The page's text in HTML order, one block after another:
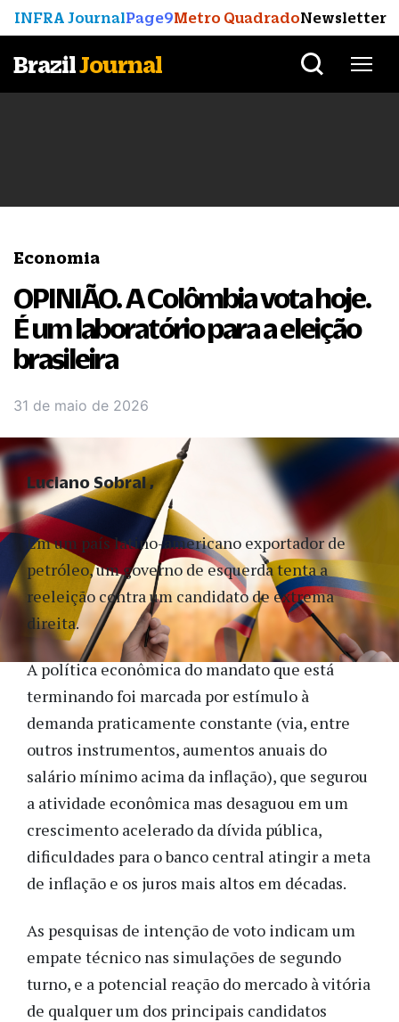
INFRA JournalPage9Metro QuadradoNewsletter
BrazilJournal
Economia
OPINIÃO. A Colômbia vota hoje.
É um laboratório para a eleição
brasileira
31 de maio de 2026
Em um país latino-americano exportador de
petróleo, um governo de esquerda tenta a
reeleição contra um candidato de extrema
direita.
A política econômica do mandato que está
terminando foi marcada por estímulo à
demanda praticamente constante (via, entre
outros instrumentos, aumentos anuais do
salário mínimo acima da inflação), que segurou
a atividade econômica mas desaguou em um
crescimento acelerado da dívida pública,
dificuldades para o banco central atingir a meta
de inflação e os juros mais altos em décadas.
As pesquisas de intenção de voto indicam um
empate técnico nas simulações de segundo
turno, e a potencial reação do mercado à vitória
de qualquer um dos principais candidatos
Luciano Sobral